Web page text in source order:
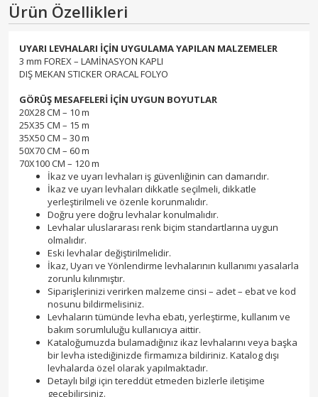
Ürün Özellikleri
UYARI LEVHALARI İÇİN UYGULAMA YAPILAN MALZEMELER
3 mm FOREX – LAMİNASYON KAPLI
DIŞ MEKAN STICKER ORACAL FOLYO
GÖRÜŞ MESAFELERİ İÇİN UYGUN BOYUTLAR
20X28 CM – 10 m
25X35 CM – 15 m
35X50 CM – 30 m
50X70 CM – 60 m
70X100 CM – 120 m
İkaz ve uyarı levhaları iş güvenliğinin can damarıdır.
İkaz ve uyarı levhaları dikkatle seçilmeli, dikkatle
yerleştirilmeli ve özenle korunmalıdır.
Doğru yere doğru levhalar konulmalıdır.
Levhalar uluslararası renk biçim standartlarına uygun
olmalıdır.
Eski levhalar değiştirilmelidir.
İkaz, Uyarı ve Yönlendirme levhalarının kullanımı yasalarla
zorunlu kılınmıştır.
Siparişlerinizi verirken malzeme cinsi – adet – ebat ve kod
nosunu bildirmelisiniz.
Levhaların tümünde levha ebatı, yerleştirme, kullanım ve
bakım sorumluluğu kullanıcıya aittir.
Kataloğumuzda bulamadığınız ikaz levhalarını veya başka
bir levha istediğinizde firmamıza bildiriniz. Katalog dışı
levhalarda özel olarak yapılmaktadır.
Detaylı bilgi için tereddüt etmeden bizlerle iletişime
geçebilirsiniz.